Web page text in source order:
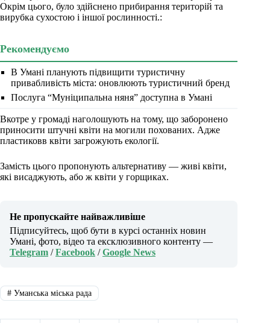
Окрім цього, було здійснено прибирання територій та
вирубка сухостою і іншої рослинності.:
Рекомендуємо
В Умані планують підвищити туристичну
привабливість міста: оновлюють туристичний бренд
Послуга “Муніципальна няня” доступна в Умані
Вкотре у громаді наголошують на тому, що заборонено
приносити штучні квіти на могили похованих. Адже
пластиковв квіти загрожують екології.
Замість цього пропонують альтернативу — живі квіти,
які висаджують, або ж квіти у горщиках.
Не пропускайте найважливіше
Підписуйтесь, щоб бути в курсі останніх новин
Умані, фото, відео та ексклюзивного контенту —
Telegram /Facebook /Google News
#Уманська міська рада